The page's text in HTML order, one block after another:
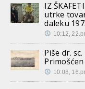
IZ
utrke
daleku
10:12,
Piše dr.
10:08,